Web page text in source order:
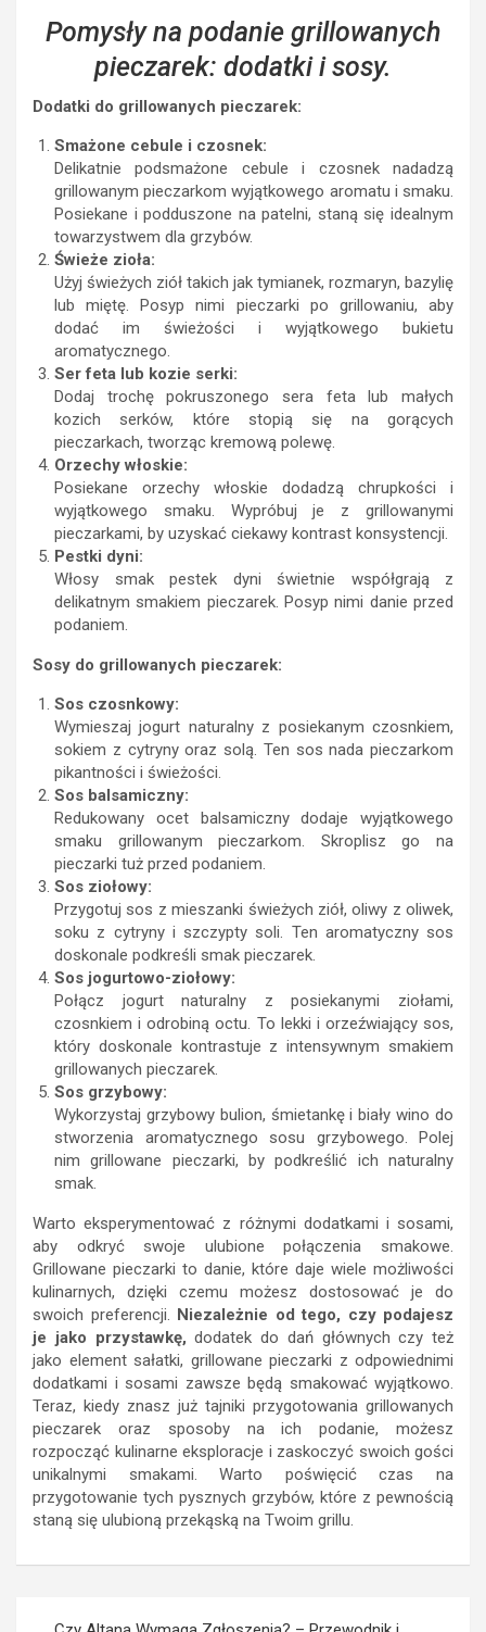
Pomysły na podanie grillowanych
pieczarek: dodatki i sosy.
Dodatki do grillowanych pieczarek:
Smażone cebule i czosnek:
Delikatnie podsmażone cebule i czosnek nadadzą
grillowanym pieczarkom wyjątkowego aromatu i smaku.
Posiekane i podduszone na patelni, staną się idealnym
towarzystwem dla grzybów.
Świeże zioła:
Użyj świeżych ziół takich jak tymianek, rozmaryn, bazylię
lub miętę. Posyp nimi pieczarki po grillowaniu, aby
dodać im świeżości i wyjątkowego bukietu
aromatycznego.
Ser feta lub kozie serki:
Dodaj trochę pokruszonego sera feta lub małych
kozich serków, które stopią się na gorących
pieczarkach, tworząc kremową polewę.
Orzechy włoskie:
Posiekane orzechy włoskie dodadzą chrupkości i
wyjątkowego smaku. Wypróbuj je z grillowanymi
pieczarkami, by uzyskać ciekawy kontrast konsystencji.
Pestki dyni:
Włosy smak pestek dyni świetnie współgrają z
delikatnym smakiem pieczarek. Posyp nimi danie przed
podaniem.
Sosy do grillowanych pieczarek:
Sos czosnkowy:
Wymieszaj jogurt naturalny z posiekanym czosnkiem,
sokiem z cytryny oraz solą. Ten sos nada pieczarkom
pikantności i świeżości.
Sos balsamiczny:
Redukowany ocet balsamiczny dodaje wyjątkowego
smaku grillowanym pieczarkom. Skroplisz go na
pieczarki tuż przed podaniem.
Sos ziołowy:
Przygotuj sos z mieszanki świeżych ziół, oliwy z oliwek,
soku z cytryny i szczypty soli. Ten aromatyczny sos
doskonale podkreśli smak pieczarek.
Sos jogurtowo-ziołowy:
Połącz jogurt naturalny z posiekanymi ziołami,
czosnkiem i odrobiną octu. To lekki i orzeźwiający sos,
który doskonale kontrastuje z intensywnym smakiem
grillowanych pieczarek.
Sos grzybowy:
Wykorzystaj grzybowy bulion, śmietankę i biały wino do
stworzenia aromatycznego sosu grzybowego. Polej
nim grillowane pieczarki, by podkreślić ich naturalny
smak.
Warto eksperymentować z różnymi dodatkami i sosami,
aby odkryć swoje ulubione połączenia smakowe.
Grillowane pieczarki to danie, które daje wiele możliwości
kulinarnych, dzięki czemu możesz dostosować je do
swoich preferencji. Niezależnie od tego, czy podajesz
je jako przystawkę, dodatek do dań głównych czy też
jako element sałatki, grillowane pieczarki z odpowiednimi
dodatkami i sosami zawsze będą smakować wyjątkowo.
Teraz, kiedy znasz już tajniki przygotowania grillowanych
pieczarek oraz sposoby na ich podanie, możesz
rozpocząć kulinarne eksploracje i zaskoczyć swoich gości
unikalnymi smakami. Warto poświęcić czas na
przygotowanie tych pysznych grzybów, które z pewnością
staną się ulubioną przekąską na Twoim grillu.